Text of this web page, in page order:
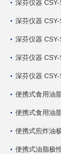
深芬仪器
便携式食用油
便携式食用油
便携式煎炸油
便携式油脂极